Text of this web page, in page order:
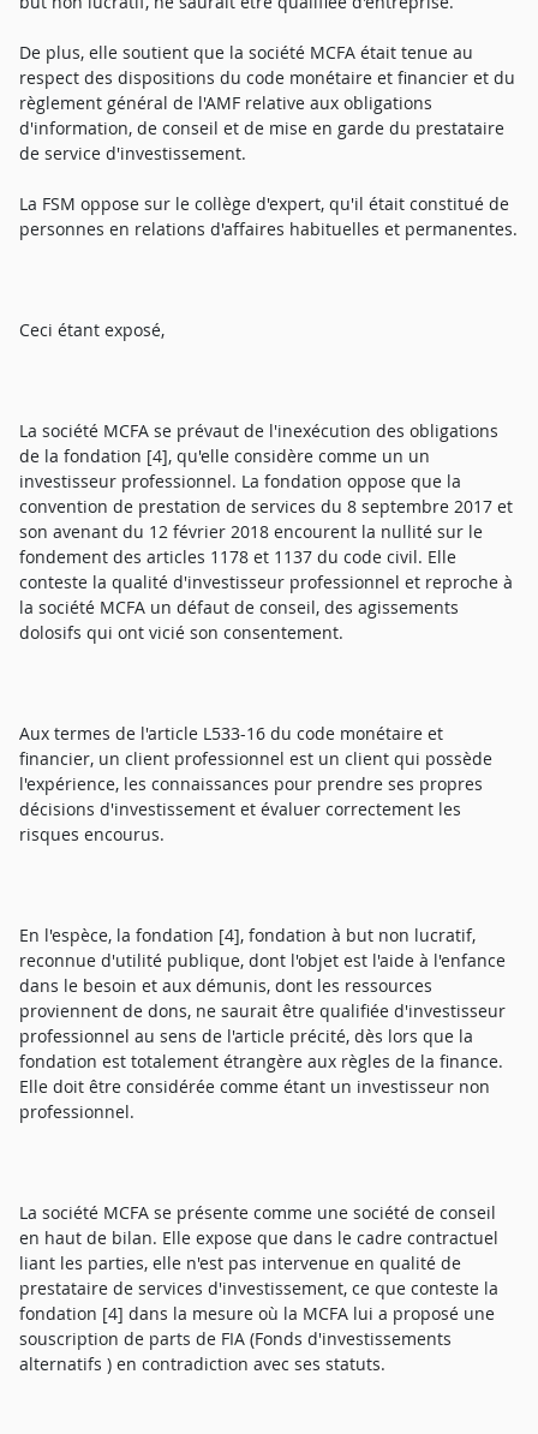
De plus, elle soutient que la société MCFA était tenue au
respect des dispositions du code monétaire et financier et du
règlement général de l'AMF relative aux obligations
d'information, de conseil et de mise en garde du prestataire
de service d'investissement.
La FSM oppose sur le collège d'expert, qu'il était constitué de
personnes en relations d'affaires habituelles et permanentes.
Ceci étant exposé,
La société MCFA se prévaut de l'inexécution des obligations
de la fondation [4], qu'elle considère comme un un
investisseur professionnel. La fondation oppose que la
convention de prestation de services du 8 septembre 2017 et
son avenant du 12 février 2018 encourent la nullité sur le
fondement des articles 1178 et 1137 du code civil. Elle
conteste la qualité d'investisseur professionnel et reproche à
la société MCFA un défaut de conseil, des agissements
dolosifs qui ont vicié son consentement.
Aux termes de l'article L533-16 du code monétaire et
financier, un client professionnel est un client qui possède
l'expérience, les connaissances pour prendre ses propres
décisions d'investissement et évaluer correctement les
risques encourus.
En l'espèce, la fondation [4], fondation à but non lucratif,
reconnue d'utilité publique, dont l'objet est l'aide à l'enfance
dans le besoin et aux démunis, dont les ressources
proviennent de dons, ne saurait être qualifiée d'investisseur
professionnel au sens de l'article précité, dès lors que la
fondation est totalement étrangère aux règles de la finance.
Elle doit être considérée comme étant un investisseur non
professionnel.
La société MCFA se présente comme une société de conseil
en haut de bilan. Elle expose que dans le cadre contractuel
liant les parties, elle n'est pas intervenue en qualité de
prestataire de services d'investissement, ce que conteste la
fondation [4] dans la mesure où la MCFA lui a proposé une
souscription de parts de FIA (Fonds d'investissements
alternatifs ) en contradiction avec ses statuts.